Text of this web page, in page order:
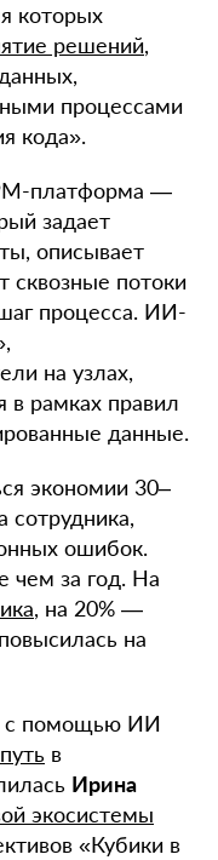
которых
решений,
процессами
кода».
платформа —
задает
описывает
сквозные потоки
процесса. ИИ-
на узлах,
рамках правил
данные.
экономии 30–
сотрудника,
ошибок.
чем за год. На
, на 20% —
на
с помощью ИИ
в
Ирина
экосистемы
«Кубики в